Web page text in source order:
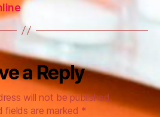
a Reply
will not be published.
fields are marked *